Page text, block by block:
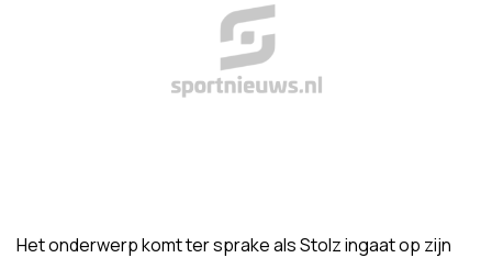
Het onderwerp komt ter sprake als Stolz ingaat op zijn